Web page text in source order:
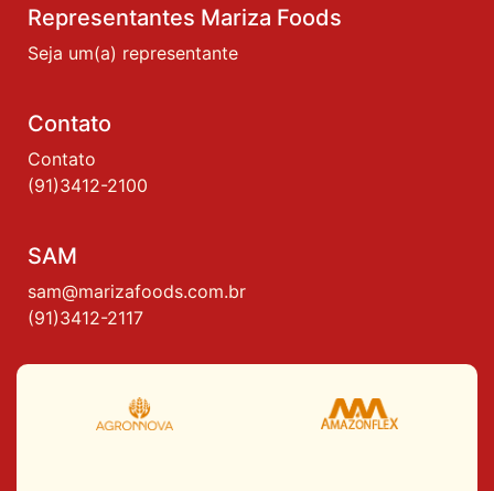
Representantes Mariza Foods
Seja um(a) representante
Contato
Contato
(91)3412-2100
SAM
sam@marizafoods.com.br
(91)3412-2117